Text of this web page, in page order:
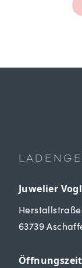
Juwelier Vogl
Herstallstraße
63739